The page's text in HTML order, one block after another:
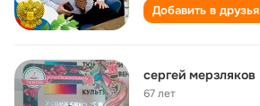
Добавить в друзья
сергей мерзляков
67 лет